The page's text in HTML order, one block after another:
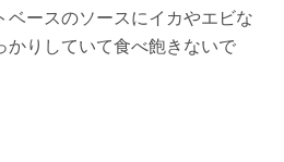
ベースのソースにイカやエビな
かりしていて食べ飽きないで